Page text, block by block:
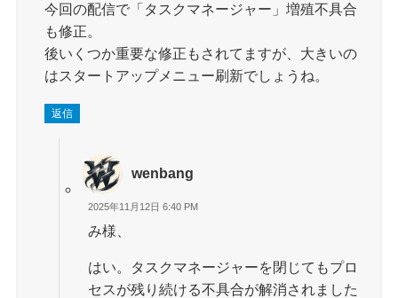
今回の配信で「タスクマネージャー」増殖不具合
も修正。
後いくつか重要な修正もされてますが、大きいの
はスタートアップメニュー刷新でしょうね。
返信
wenbang
2025年11月12日 6:40 PM
み様、
はい。タスクマネージャーを閉じてもプロ
セスが残り続ける不具合が解消されました